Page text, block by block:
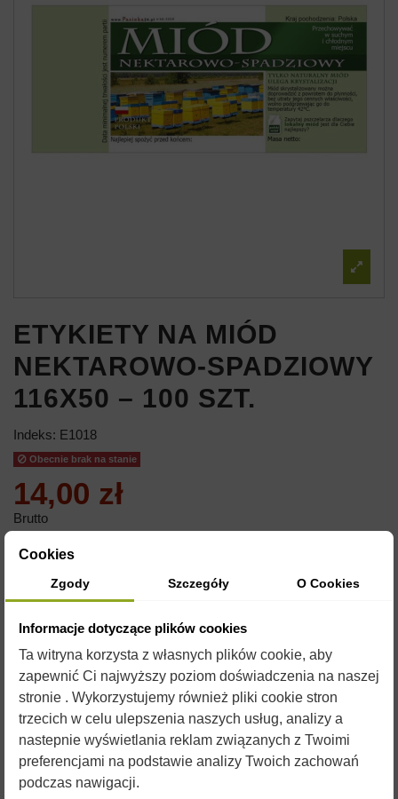
ETYKIETY NA MIÓD
NEKTAROWO-SPADZIOWY
116X50 – 100 SZT.
Indeks: E1018
Obecnie brak na stanie
14,00 zł
Brutto
ETYKIETA SAMOPRZYLEPNA 116X50MM
ZESTAW ZAWIERA 100SZT.
Cookies
Zgody Szczegóły O Cookies
Informacje dotyczące plików cookies
Ta witryna korzysta z własnych plików cookie, aby
zapewnić Ci najwyższy poziom doświadczenia na naszej
stronie . Wykorzystujemy również pliki cookie stron
trzecich w celu ulepszenia naszych usług, analizy a
nastepnie wyświetlania reklam związanych z Twoimi
preferencjami na podstawie analizy Twoich zachowań
podczas nawigacji.